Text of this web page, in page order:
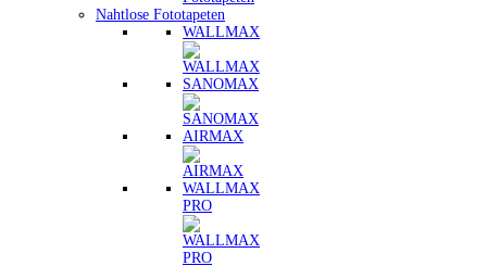
Nahtlose Fototapeten
WALLMAX
SANOMAX
AIRMAX
WALLMAX
PRO